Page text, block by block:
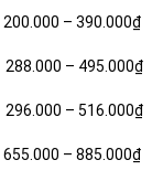
200.000 – 390.000₫
288.000 – 495.000₫
296.000 – 516.000₫
655.000 – 885.000₫